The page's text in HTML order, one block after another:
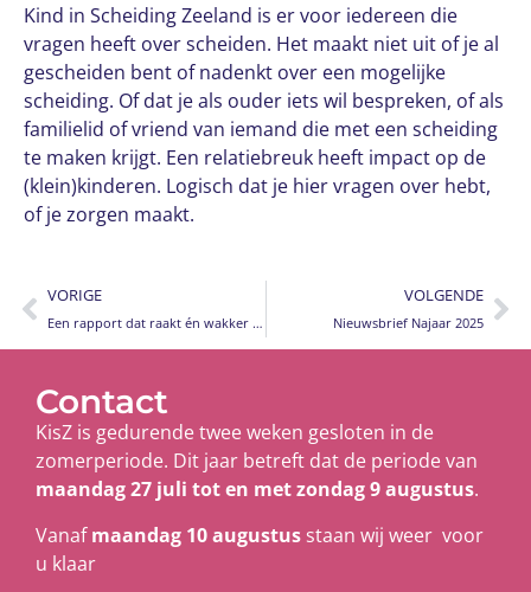
Kind in Scheiding Zeeland is er voor iedereen die
vragen heeft over scheiden. Het maakt niet uit of je al
gescheiden bent of nadenkt over een mogelijke
scheiding. Of dat je als ouder iets wil bespreken, of als
familielid of vriend van iemand die met een scheiding
te maken krijgt. Een relatiebreuk heeft impact op de
(klein)kinderen. Logisch dat je hier vragen over hebt,
of je zorgen maakt.
VORIGE
Een rapport dat raakt én wakker schudt!
VOLGENDE
Nieuwsbrief Najaar 2025
Contact
KisZ is gedurende twee weken gesloten in de
zomerperiode. Dit jaar betreft dat de periode van
maandag 27 juli tot en met zondag 9 augustus.
Vanafmaandag 10 augustus staan wij weer voor
u klaar